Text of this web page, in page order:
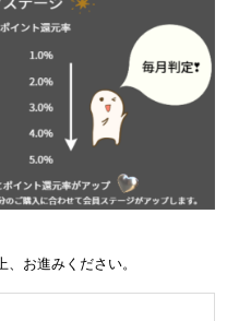
お進みください。